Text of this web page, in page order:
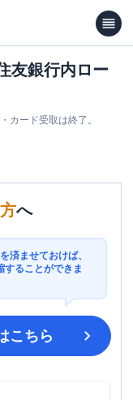
友銀行内ロー
カード受取は終了。
へ
済ませておけば、
することができま
こちら